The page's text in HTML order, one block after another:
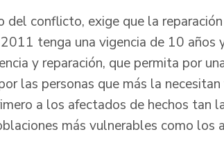
del conflicto, exige que la
tenga una vigencia de 10 años
y reparación, que permita por
las personas que más la
a los afectados de hechos tan
más vulnerables como los